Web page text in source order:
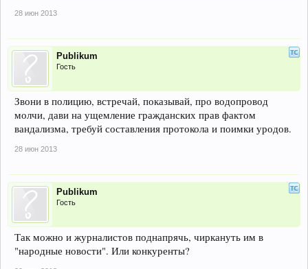
28 июн 2013
Publikum
Гость
Звони в полицию, встречай, показывай, про водопровод
молчи, дави на ущемление гражданских прав фактом
вандализма, требуй составления протокола и поимки уродов.
28 июн 2013
Publikum
Гость
Так можно и журналистов поднапрячь, чиркануть им в
"народные новости". Или конкуренты?